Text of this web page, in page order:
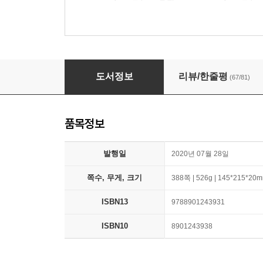
수학으로 생각하는 힘
도서정보 리뷰/한줄평 (67/81)
품목정보
발행일 2020년 07월 28일
쪽수, 무게, 크기 388쪽 | 526g |
ISBN13 9788901243931
ISBN10 8901243938